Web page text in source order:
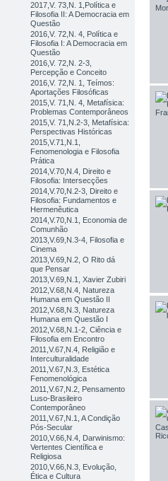
2017,V. 73,N. 1,Política e
Filosofia II: A Democracia em
Questão
2016,V. 72,N. 4, Política e
Filosofia I: A Democracia em
Questão
2016,V. 72,N. 2-3,
Percepção e Conceito
2016,V. 72,N. 1, Teímos:
Aportações Filosóficas
2015,V. 71,N. 4, Metafísica:
Problemas Contemporâneos
2015,V. 71,N.2-3, Metafísica:
Perspectivas Históricas
2015,V.71,N.1,
Fenomenologia e Filosofia
Prática
2014,V.70,N.4, Direito e
Filosofia: Intersecções
2014,V.70,N.2-3, Direito e
Filosofia: Fundamentos e
Hermenêutica
2014,V.70,N.1, Economia de
Comunhão
2013,V.69,N.3-4, Filosofia e
Cinema
2013,V.69,N.2, O Rito dá
que Pensar
2013,V.69,N.1, Xavier Zubiri
2012,V.68,N.4, Natureza
Humana em Questão II
2012,V.68,N.3, Natureza
Humana em Questão I
2012,V.68,N.1-2, Ciência e
Filosofia em Encontro
2011,V.67,N.4, Religião e
Interculturalidade
2011,V.67,N.3, Estética
Fenomenológica
2011,V.67,N.2, Pensamento
Luso-Brasileiro
Contemporâneo
2011,V.67,N.1, A Condição
Pós-Secular
2010,V.66,N.4, Darwinismo:
Vertentes Científica e
Religiosa
2010,V.66,N.3, Evolução,
Ética e Cultura